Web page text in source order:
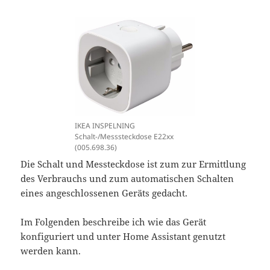
IKEA INSPELNING
Schalt-/Messsteckdose E22xx
(005.698.36)
Die Schalt und Messteckdose ist zum zur Ermittlung
des Verbrauchs und zum automatischen Schalten
eines angeschlossenen Geräts gedacht.
Im Folgenden beschreibe ich wie das Gerät
konfiguriert und unter Home Assistant genutzt
werden kann.